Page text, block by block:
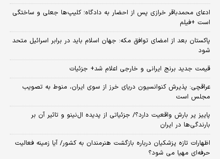
ادعای محمدباقر خرازی پس از احضار به دادگاه؛ کلیپ‌ها جعلی و ساختگی
است +فیلم
پاکستان بعد از امضای توافق مکه: جهان اسلام باید در برابر اسرائیل متحد
شود
قیمت جدید برنج ایرانی و خارجی اعلام شد+ جزئیات
عراقچی: پذیرش کنوانسیون دریای خرز از سوی ایران، منوط به تصویب
مجلس است
پاییز پر بارش واقعیت دارد؟/ جزئیاتی از پدیده ال‌نینو و تاثیر آن بر
بارندگی‌ها در ایران
اظهارات تازه پزشکیان درباره بازگشت هنرمندان به کشور/ آیا زمینه فعالیت
حرفه‌ای مهیا می شود؟